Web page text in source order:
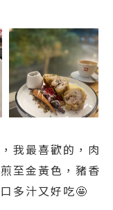
我最喜歡的，肉
至金黃色，豬香
多汁又好吃🤩